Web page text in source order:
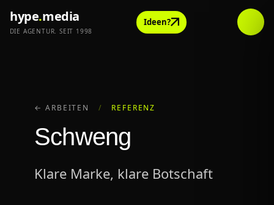
hype.media
DIE AGENTUR. SEIT 1998
Ideen?
← ARBEITEN / REFERENZ
Schweng
Klare Marke, klare Botschaft